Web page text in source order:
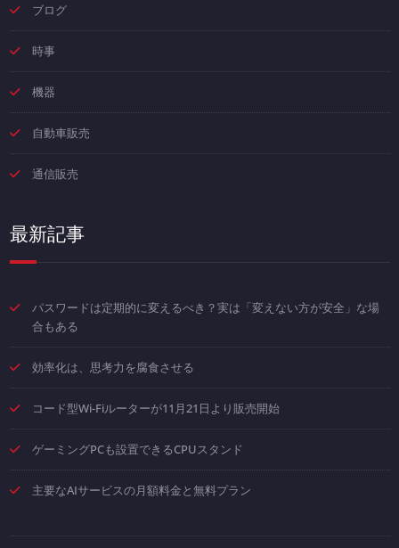
ブログ
時事
機器
自動車販売
通信販売
最新記事
パスワードは定期的に変えるべき？実は「変えない方が安全」な場
合もある
効率化は、思考力を腐食させる
コード型Wi-Fiルーターが11月21日より販売開始
ゲーミングPCも設置できるCPUスタンド
主要なAIサービスの月額料金と無料プラン